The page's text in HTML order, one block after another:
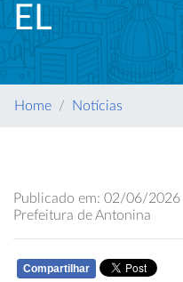
EL
Home Notícias
Publicado em: 02/06/2026
Prefeitura de Antonina
Compartilhar